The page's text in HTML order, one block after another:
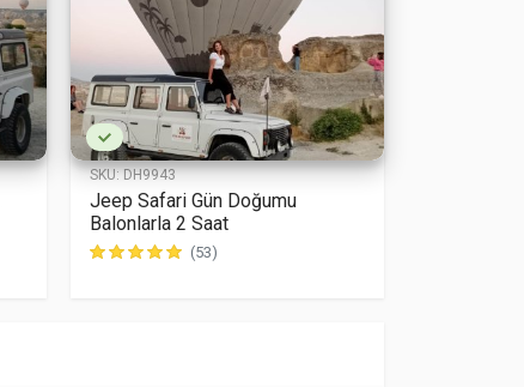
SKU:DH9943
Jeep Safari Gün Doğumu
Balonlarla 2 Saat
(53)